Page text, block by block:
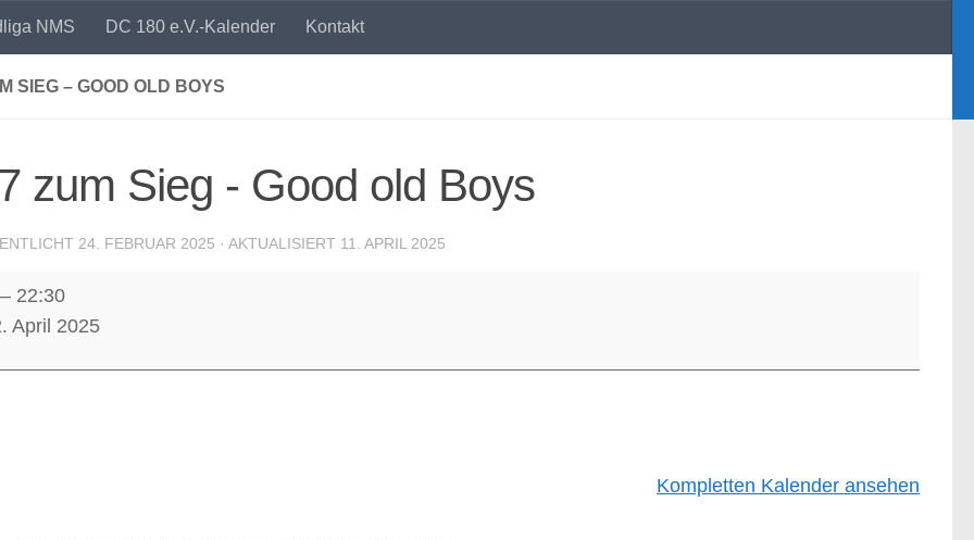
NMS DC 180 e.V.-Kalender Kontakt
SIEG – GOOD OLD BOYS
zum Sieg - Good old Boys
24. FEBRUAR 2025 · AKTUALISIERT 11. APRIL 2025
– 22:30
April 2025
Kompletten Kalender ansehen